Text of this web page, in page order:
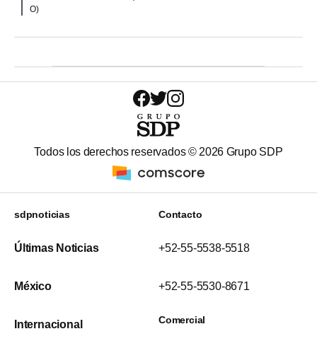
O)
Todos los derechos reservados © 2026 Grupo SDP
sdpnoticias
Últimas Noticias
México
Internacional
Contacto
+52-55-5538-5518
+52-55-5530-8671
Comercial